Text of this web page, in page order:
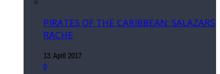
PIRATES OF THE CARIBBEAN: SALAZARS
RACHE
13. April 2017
0